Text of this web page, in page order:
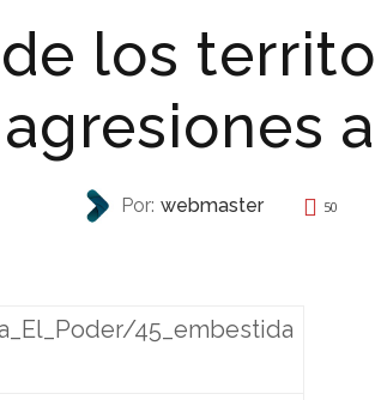
los
Por: webmaster 50
45_embestida